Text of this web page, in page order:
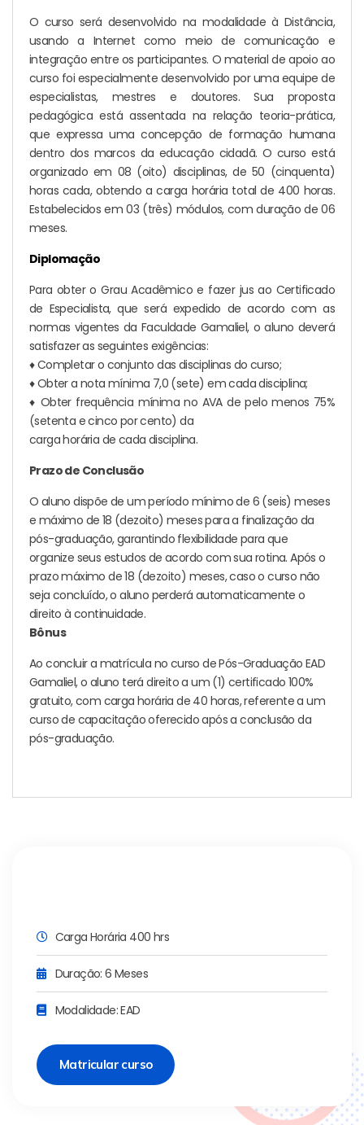
Carga Horária 400 hrs
Duração: 6 Meses
Modalidade: EAD
Matricular curso
O curso será desenvolvido na modalidade à Distância,
usando a Internet como meio de comunicação e
integração entre os participantes. O material de apoio ao
curso foi especialmente desenvolvido por uma equipe de
especialistas, mestres e doutores. Sua proposta
pedagógica está assentada na relação teoria-prática,
que expressa uma concepção de formação humana
dentro dos marcos da educação cidadã. O curso está
organizado em 08 (oito) disciplinas, de 50 (cinquenta)
horas cada, obtendo a carga horária total de 400 horas.
Estabelecidos em 03 (três) módulos, com duração de 06
meses.
Diplomação
Para obter o Grau Acadêmico e fazer jus ao Certificado
de Especialista, que será expedido de acordo com as
normas vigentes da Faculdade Gamaliel, o aluno deverá
satisfazer as seguintes exigências:
♦ Completar o conjunto das disciplinas do curso;
♦ Obter a nota mínima 7,0 (sete) em cada disciplina;
♦ Obter frequência mínima no AVA de pelo menos 75%
(setenta e cinco por cento) da
carga horária de cada disciplina.
Prazo de Conclusão
O aluno dispõe de um período mínimo de 6 (seis) meses
e máximo de 18 (dezoito) meses para a finalização da
pós-graduação, garantindo flexibilidade para que
organize seus estudos de acordo com sua rotina. Após o
prazo máximo de 18 (dezoito) meses, caso o curso não
seja concluído, o aluno perderá automaticamente o
direito à continuidade.
Bônus
Ao concluir a matrícula no curso de Pós-Graduação EAD
Gamaliel, o aluno terá direito a um (1) certificado 100%
gratuito, com carga horária de 40 horas, referente a um
curso de capacitação oferecido após a conclusão da
pós-graduação.